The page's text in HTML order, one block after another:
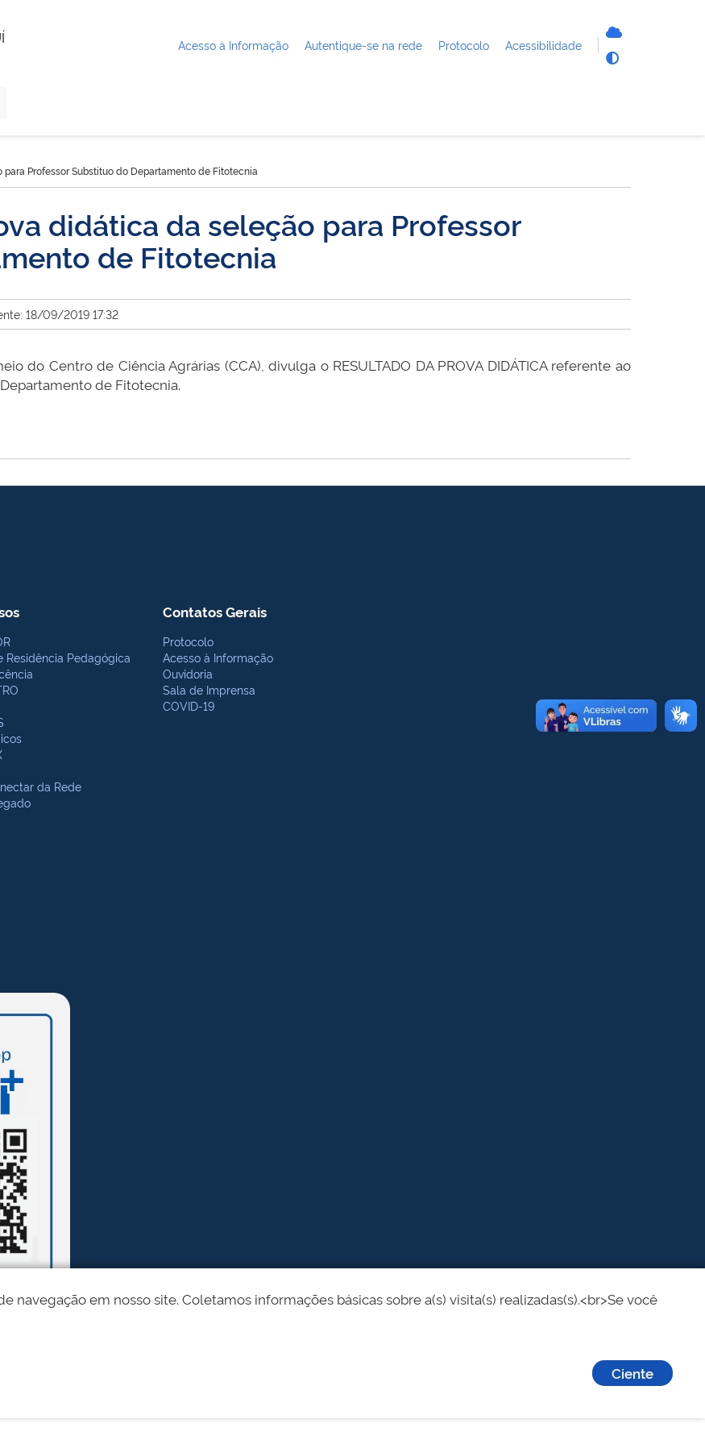
Acesso à Informação Autentique-se na rede Protocolo Acessibilidade
Professor Substituo do Departamento de Fitotecnia
didática da seleção para Professor
de Fitotecnia
18/09/2019 17:32
do Centro de Ciência Agrárias (CCA), divulga o RESULTADO DA PROVA DIDÁTICA referente ao
de Fitotecnia.
Residência Pedagógica
da Rede
Contatos Gerais
Protocolo
Acesso à Informação
Ouvidoria
Sala de Imprensa
COVID-19
navegação em nosso site. Coletamos informações básicas sobre a(s) visita(s) realizadas(s).<br>Se você
Ciente